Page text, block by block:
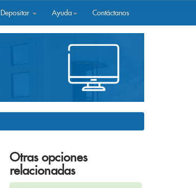
Depositar Ayuda Contáctanos
Otras opciones
relacionadas